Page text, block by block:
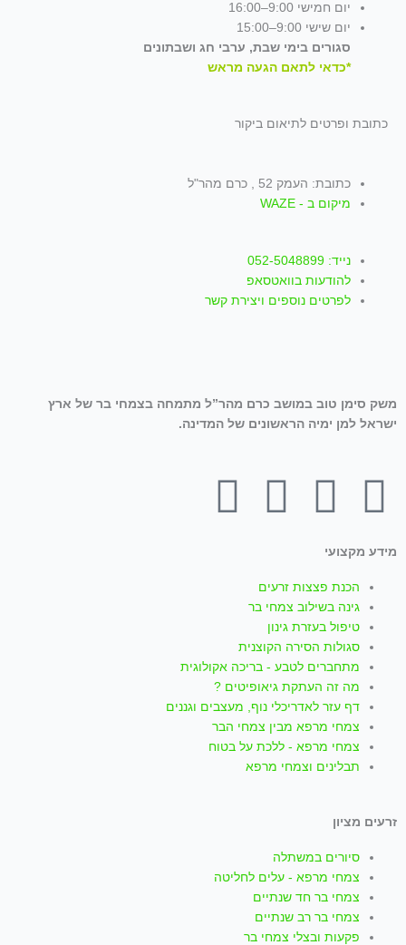
יום חמישי 9:00–16:00
יום שישי 9:00–15:00
סגורים בימי שבת, ערבי חג ושבתונים
*כדאי לתאם הגעה מראש
כתובת ופרטים לתיאום ביקור
כתובת: העמק 52 , כרם מהר"ל
מיקום ב - WAZE
נייד: 052-5048899
להודעות בוואטסאפ
לפרטים נוספים ויצירת קשר
משק סימן טוב במושב כרם מהר”ל מתמחה בצמחי בר של ארץ
ישראל למן ימיה הראשונים של המדינה.
F
a
c
e
b
o
o
k
-
f
Y
o
u
t
u
b
e
I
s
t
a
g
r
m
W
s
a
p
k
מידע מקצועי
הכנת פצצות זרעים
גינה בשילוב צמחי בר
טיפול בעזרת גינון
סגולות הסירה הקוצנית
מתחברים לטבע - בריכה אקולוגית
מה זה העתקת גיאופיטים ?
דף עזר לאדריכלי נוף, מעצבים וגננים
צמחי מרפא מבין צמחי הבר
צמחי מרפא - ללכת על בטוח
תבלינים וצמחי מרפא
זרעים מציון
סיורים במשתלה
צמחי מרפא - עלים לחליטה
צמחי בר חד שנתיים
צמחי בר רב שנתיים
פקעות ובצלי צמחי בר